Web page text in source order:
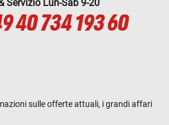
Servizio Lun-Sab 9-20
40 734 193 60
sulle offerte attuali, i grandi affari